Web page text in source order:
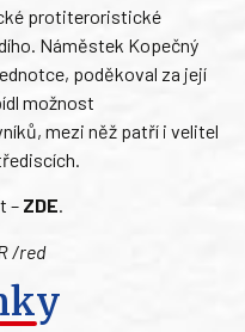
protiteroristické
Náměstek Kopečný
poděkoval za její
možnost
mezi něž patří i velitel
– ZDE.
/red